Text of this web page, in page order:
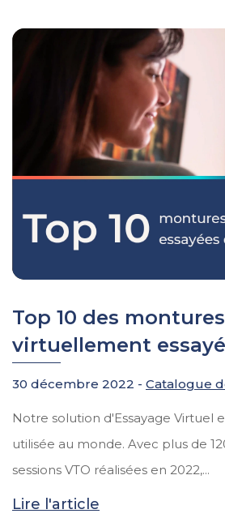
Top 10 des
virtuellement
30 décembre 2022 - Catalogue
Notre solution d'Essayage Virtuel
utilisée au monde. Avec plus de
sessions VTO réalisées en 2022,...
Lire l'article